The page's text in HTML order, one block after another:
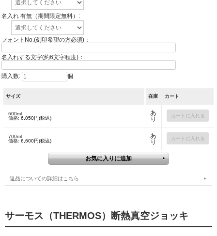
名入れ 有無（期間限定無料）:
フォントNo.(刻印希望の方必須)：
名入れする文字(約6文字程度)：
購入数: 個
サイズ 在庫 カート
600ml
価格: 6,050円(税込)
あ
り
700ml
価格: 6,600円(税込)
あ
り
返品についての詳細はこちら
サーモス（THERMOS）断熱真空ジョッキ